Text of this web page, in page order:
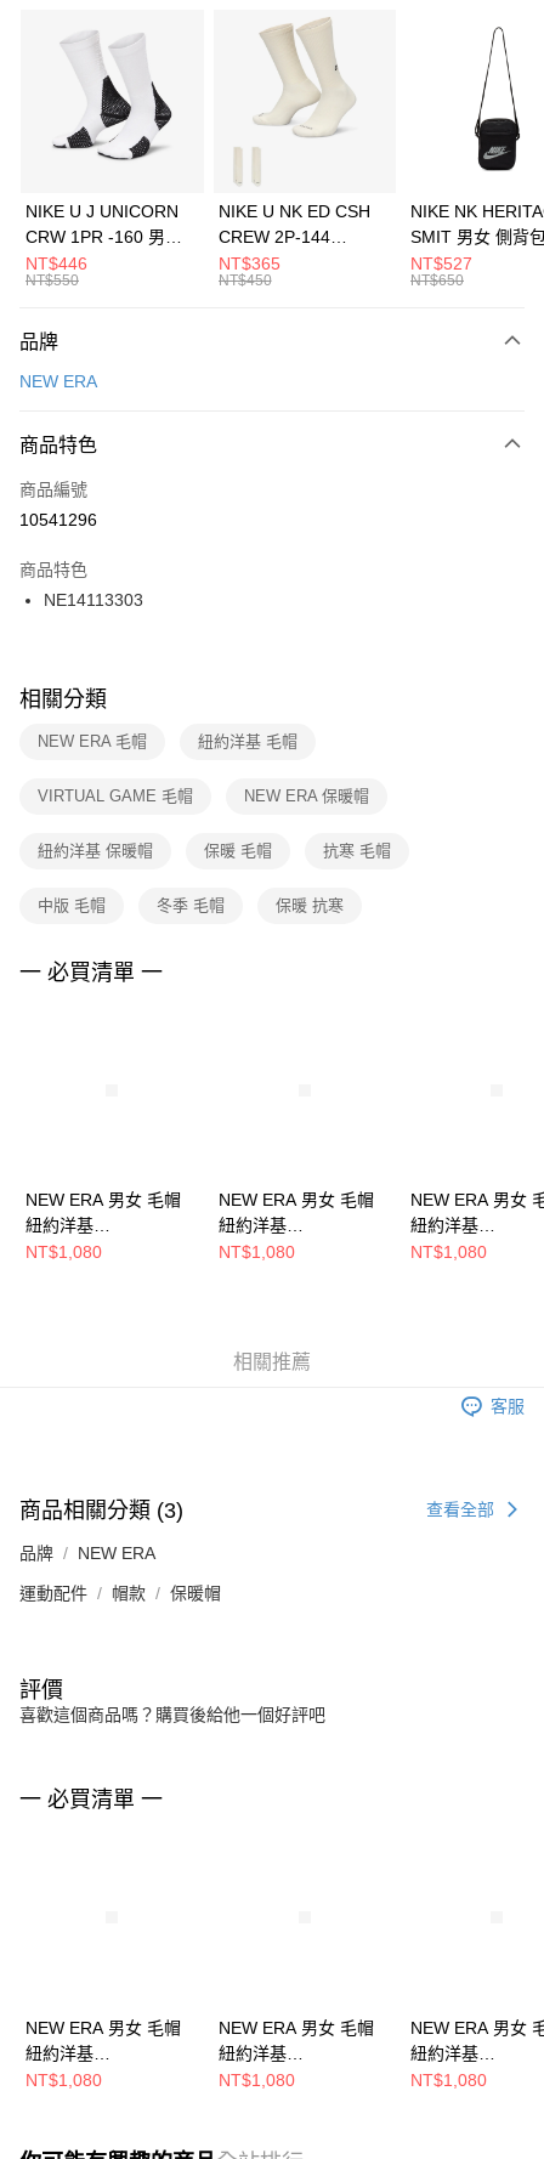
3 期 0 利率 每期 21家銀行
合作金庫商業銀行
第一商業銀行
華南商業銀行
彰化商業銀行
上海商業儲蓄銀行
元大商業銀行
台灣樂天信用卡公司
Apple Pay
全盈+PAY
AFTEE先享後付
【關於「AFTEE先享後付」】
便利好安心！
３．安心：先確認商品／服務後，再付款。
【「AFTEE先享後付」結帳流程】
１．於結帳方式選擇「AFTEE先享後付」後，將跳轉至「AFTEE先享後付」
２．訂單成立數日內，您將收到繳費通知簡訊。
３．收到繳費通知簡訊後14天內，點擊此簡訊中的連結，可透過四大超商／
ATM／網路銀行／等多元方式進行付款，方視為交易完成。
※ 交易是否成功請以「AFTEE先享後付 」之結帳頁面顯示為準，若有關於
是否繳費成功／繳費後需取消欲退款等相關疑問，請聯繫「AFTEE先享後付
客戶支援中心」https://netprotections.freshdesk.com/support/home
１．透過由恩沛科技股份有限公司提供之「AFTEE先享後付」服務完成之交
權轉讓予恩沛科技股份有限公司。
３．未成年的使用者請事先徵得法定代理人或監護人之同意方可使用
４．使用「AFTEE先享後付」時，將依據個別帳號之用戶狀況，依本公司即
運送方式
每筆NT$100，滿NT$1,500(含以上)免運費
宅配
每筆NT$100，滿NT$1,500(含以上)免運費
付款後門市自取
每筆NT$100，滿NT$1,500(含以上)免運費
NIKE U J UNICORN
CRW 1PR -160 男女
中統襪 FZ3393100
NT$446
NT$550
NIKE U NK ED CSH
CREW 2P-144
EMBRDY 男女 短統襪
FZ3073133
NT$365
NT$450
NIKE NK
SMIT 男女 側背
BA5871010
NT$527
NT$650
品牌
NEW ERA
商品特色
商品編號
10541296
商品特色
NE14113303
相關分類
NEW ERA 毛帽 紐約洋基 毛帽
VIRTUAL GAME 毛帽 NEW ERA 保暖帽
紐約洋基 保暖帽 保暖 毛帽 抗寒 毛帽
中版 毛帽 冬季 毛帽 保暖 抗寒
一 必買清單 一
NEW ERA 男女 毛帽
紐約洋基
NE70788574
NT$1,080
NEW ERA 男女 毛帽
紐約洋基
NE70790267
NT$1,080
NEW ERA 男女
紐約洋基
NE70468490
NT$1,080
相關推薦
客服
商品相關分類 (3) 查看全部
品牌 NEW ERA
運動配件 帽款 保暖帽
評價
喜歡這個商品嗎？購買後給他一個好評吧
一 必買清單 一
NEW ERA 男女 毛帽
紐約洋基
NE70788574
NT$1,080
NEW ERA 男女 毛帽
紐約洋基
NE70790267
NT$1,080
NEW ERA 男女
紐約洋基
NE70468490
NT$1,080